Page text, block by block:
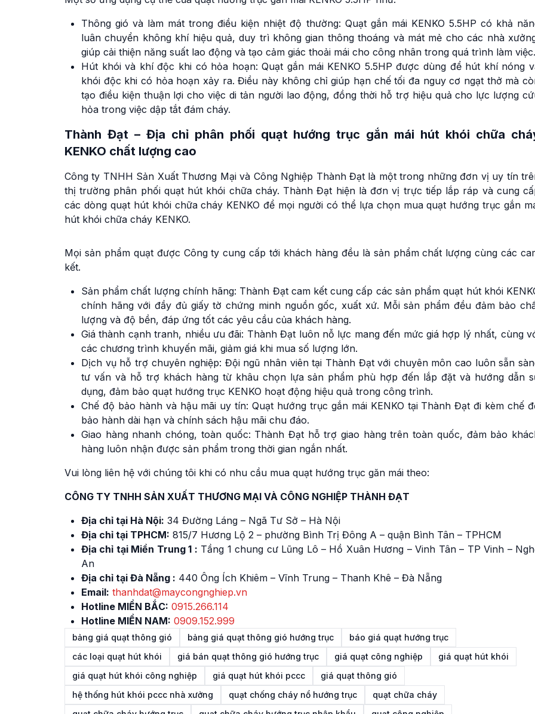
Thông gió và làm mát trong điều kiện nhiệt độ thường: Quạt gắn mái KENKO 5.5HP có khả
luân chuyển không khí hiệu quả, duy trì không gian thông thoáng và mát mẻ cho các nhà
giúp cải thiện năng suất lao động và tạo cảm giác thoải mái cho công nhân trong quá trình làm việc.
Hút khói và khí độc khi có hỏa hoạn: Quạt gắn mái KENKO 5.5HP được dùng để hút khí nóng
khói độc khi có hỏa hoạn xảy ra. Điều này không chỉ giúp hạn chế tối đa nguy cơ ngạt thở mà
tạo điều kiện thuận lợi cho việc di tản người lao động, đồng thời hỗ trợ hiệu quả cho lực lượng
hỏa trong việc dập tắt đám cháy.
Thành Đạt – Địa chỉ phân phối quạt hướng trục gắn mái hút khói chữa
KENKO chất lượng cao
Công ty TNHH Sản Xuất Thương Mại và Công Nghiệp Thành Đạt là một trong những đơn vị uy tín
thị trường phân phối quạt hút khói chữa cháy. Thành Đạt hiện là đơn vị trực tiếp lắp ráp và cung
các dòng quạt hút khói chữa cháy KENKO để mọi người có thể lựa chọn mua quạt hướng trục gắn
hút khói chữa cháy KENKO.
Mọi sản phẩm quạt được Công ty cung cấp tới khách hàng đều là sản phẩm chất lượng cùng các
kết.
Sản phẩm chất lượng chính hãng: Thành Đạt cam kết cung cấp các sản phẩm quạt hút khói
chính hãng với đầy đủ giấy tờ chứng minh nguồn gốc, xuất xứ. Mỗi sản phẩm đều đảm bảo
lượng và độ bền, đáp ứng tốt các yêu cầu của khách hàng.
Giá thành cạnh tranh, nhiều ưu đãi: Thành Đạt luôn nỗ lực mang đến mức giá hợp lý nhất, cùng
các chương trình khuyến mãi, giảm giá khi mua số lượng lớn.
Dịch vụ hỗ trợ chuyên nghiệp: Đội ngũ nhân viên tại Thành Đạt với chuyên môn cao luôn sẵn
tư vấn và hỗ trợ khách hàng từ khâu chọn lựa sản phẩm phù hợp đến lắp đặt và hướng dẫn
dụng, đảm bảo quạt hướng trục KENKO hoạt động hiệu quả trong công trình.
Chế độ bảo hành và hậu mãi uy tín: Quạt hướng trục gắn mái KENKO tại Thành Đạt đi kèm chế
bảo hành dài hạn và chính sách hậu mãi chu đáo.
Giao hàng nhanh chóng, toàn quốc: Thành Đạt hỗ trợ giao hàng trên toàn quốc, đảm bảo
hàng luôn nhận được sản phẩm trong thời gian ngắn nhất.
Vui lòng liên hệ với chúng tôi khi có nhu cầu mua quạt hướng trục găn mái theo:
CÔNG TY TNHH SẢN XUẤT THƯƠNG MẠI VÀ CÔNG NGHIỆP THÀNH ĐẠT
Địa chỉ tại Hà Nội: 34 Đường Láng – Ngã Tư Sở – Hà Nội
Địa chỉ tại TPHCM: 815/7 Hương Lộ 2 – phường Bình Trị Đông A – quận Bình Tân – TPHCM
Địa chỉ tại Miền Trung 1 : Tầng 1 chung cư Lũng Lô – Hồ Xuân Hương – Vinh Tân – TP Vinh –
An
Địa chỉ tại Đà Nẵng : 440 Ông Ích Khiêm – Vĩnh Trung – Thanh Khê – Đà Nẵng
Email: thanhdat@maycongnghiep.vn
Hotline MIỀN BẮC: 0915.266.114
Hotline MIỀN NAM: 0909.152.999
bảng giá quạt thông gió bảng giá quạt thông gió hướng trục
báo giá quạt hướng trục
các loại quạt hút khói
giá bán quạt thông gió hướng trục giá quạt công nghiệp
giá quạt hút khói
giá quạt hút khói công nghiệp
giá quạt hút khói pccc
giá quạt thông gió
hệ thống hút khói pccc nhà xưởng
quạt chống cháy nổ hướng trục
quạt chữa cháy
Quạt ly tâm hút khói
cháy 45KW 60HP
KEC-FF-11
Liên hệ
Quạt ly tâm hút khói
cháy 50HP 37KW
Liên hệ
KEC-FF-10
Liên hệ
Quạt ly tâm hút khói
cháy 30KW 40HP
Quạt ly tâm hút khói
Liên hệ
Quạt ly tâm hút khói
KEC-FF-9
Quạt ly tâm hút khói
cháy 25HP 18.5KW
Liên hệ
cháy 15KW KENKO
Quạt ly tâm hút khói
cháy 11KW 15HP KENKO
KEC-FF-7
Vai trò của quạt hút
hành lang
Quạt hút khói chữa
Quạt hút khói chữa